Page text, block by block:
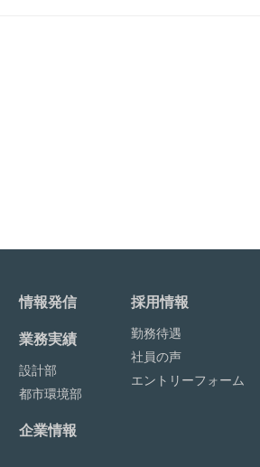
情報発信
業務実績
設計部
都市環境部
企業情報
採用情報
勤務待遇
社員の声
エントリーフォーム